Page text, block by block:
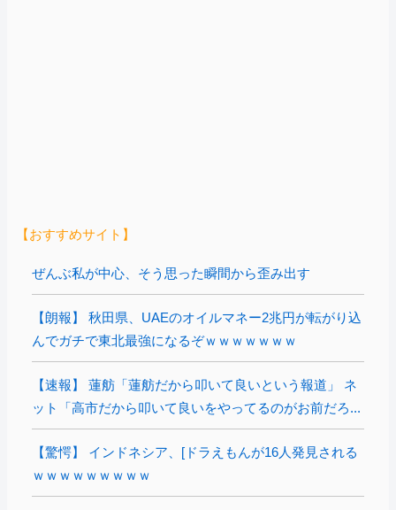
【おすすめサイト】
ぜんぶ私が中心、そう思った瞬間から歪み出す
【朗報】 秋田県、UAEのオイルマネー2兆円が転がり込
んでガチで東北最強になるぞｗｗｗｗｗｗｗ
【速報】 蓮舫「蓮舫だから叩いて良いという報道」 ネ
ット「高市だから叩いて良いをやってるのがお前だろ...
【驚愕】 インドネシア、[ドラえもんが16人発見される
ｗｗｗｗｗｗｗｗｗ